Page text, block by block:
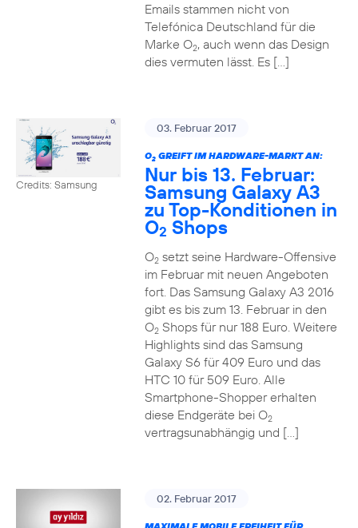
Emails stammen nicht von
Telefónica Deutschland für die
Marke O2, auch wenn das Design
dies vermuten lässt. Es […]
Credits: Samsung
03. Februar 2017
O2GREIFT IM HARDWARE-MARKT AN:
Nur bis 13. Februar:
Samsung Galaxy A3
zu Top-Konditionen in
O2 Shops
O2setzt seine Hardware-Offensive
im Februar mit neuen Angeboten
fort. Das Samsung Galaxy A3 2016
gibt es bis zum 13. Februar in den
O2Shops für nur 188 Euro. Weitere
Highlights sind das Samsung
Galaxy S6 für 409 Euro und das
HTC 10 für 509 Euro. Alle
Smartphone-Shopper erhalten
diese Endgeräte bei O2
vertragsunabhängig und […]
02. Februar 2017